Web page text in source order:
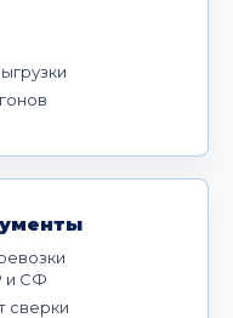
и СФ
сверки